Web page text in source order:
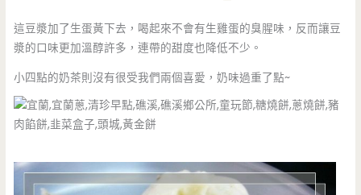
這豆漿加了生蛋黃下去，喝起來不會有生雞蛋的臭腥味，反而讓豆
漿的口味更加溫醇許多，連帶的甜度也降低不少。
小四點的奶茶則沒有很受我們兩個喜愛，奶味過重了點~